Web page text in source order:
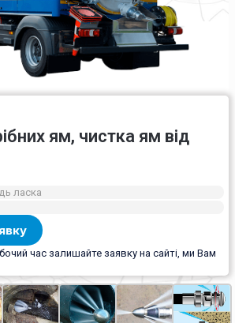
ям, чистка ям від
час залишайте заявку на сайті, ми Вам